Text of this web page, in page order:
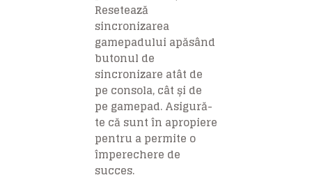
Resetează
sincronizarea
gamepadului apăsând
butonul de
sincronizare atât de
pe consola, cât și de
pe gamepad. Asigură-
te că sunt în apropiere
pentru a permite o
împerechere de
succes.